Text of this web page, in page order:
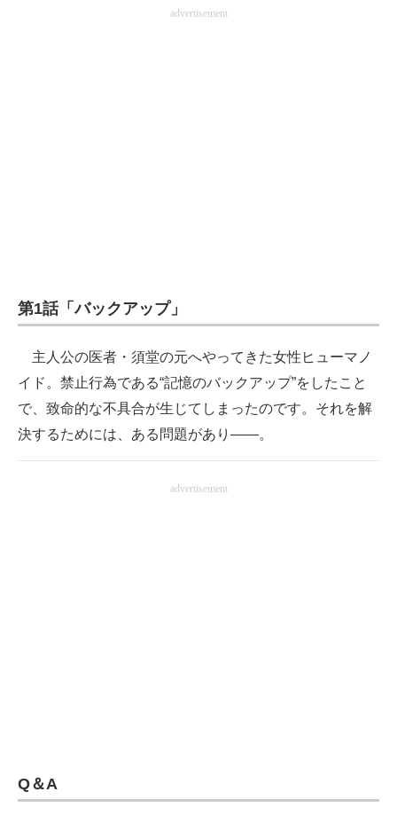
advertisement
第1話「バックアップ」
主人公の医者・須堂の元へやってきた女性ヒューマノ
イド。禁止行為である“記憶のバックアップ”をしたこと
で、致命的な不具合が生じてしまったのです。それを解
決するためには、ある問題があり――。
advertisement
Q＆A